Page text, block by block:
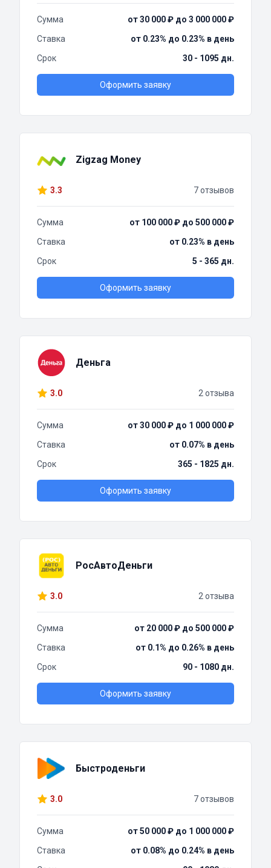
Сумма
от 30 000 ₽ до 3 000 000 ₽
Ставка
от 0.23% до 0.23% в день
Срок
30 - 1095 дн.
Оформить заявку
Zigzag Money
3.3 7 отзывов
Сумма
от 100 000 ₽ до 500 000 ₽
Ставка
от 0.23% в день
Срок
5 - 365 дн.
Оформить заявку
Деньга
3.0 2 отзыва
Сумма
от 30 000 ₽ до 1 000 000 ₽
Ставка
от 0.07% в день
Срок
365 - 1825 дн.
Оформить заявку
РосАвтоДеньги
3.0 2 отзыва
Сумма
от 20 000 ₽ до 500 000 ₽
Ставка
от 0.1% до 0.26% в день
Срок
90 - 1080 дн.
Оформить заявку
Быстроденьги
3.0 7 отзывов
Сумма
от 50 000 ₽ до 1 000 000 ₽
Ставка
от 0.08% до 0.24% в день